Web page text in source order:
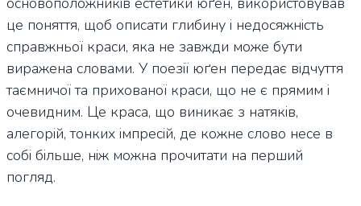
це поняття, щоб описати глибину і недосяжність
справжньої краси, яка не завжди може бути
виражена словами. У поезії юґен передає відчуття
таємничої та прихованої краси, що не є прямим і
очевидним. Це краса, що виникає з натяків,
алегорій, тонких імпресій, де кожне слово несе в
собі більше, ніж можна прочитати на перший
погляд.